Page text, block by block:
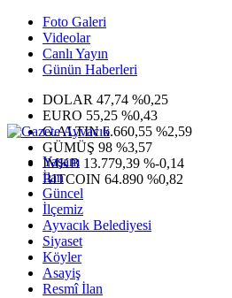
Foto Galeri
Videolar
Canlı Yayın
Günün Haberleri
DOLAR 47,74 %0,25
EURO 55,25 %0,43
G.ALTIN6.660,55 %2,59
GÜMÜŞ 98 %3,57
IMKB 13.779,39 %-0,14
BITCOIN 64.890 %0,82
Yaşam
İlan
Güncel
İlçemiz
Ayvacık Belediyesi
Siyaset
Köyler
Asayiş
Resmî İlan